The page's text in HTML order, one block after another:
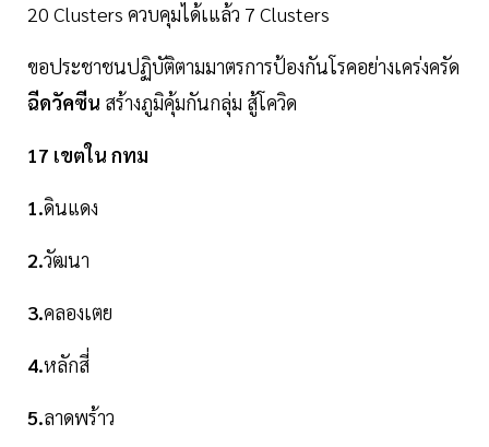
20 Clusters ควบคุมได้เแล้ว 7 Clusters
ขอประชาชนปฏิบัติตามมาตรการป้องกันโรคอย่างเคร่งครัด
ฉีดวัคซีน สร้างภูมิคุ้มกันกลุ่ม สู้โควิด
17 เขตใน กทม
1.ดินแดง
2.วัฒนา
3.คลองเตย
4.หลักสี่
5.ลาดพร้าว